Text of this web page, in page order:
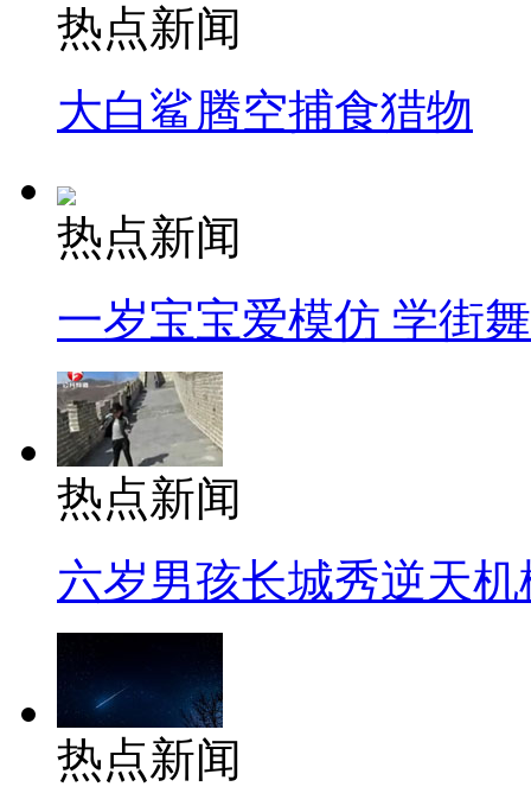
热点新闻
大白鲨腾空捕食猎物
热点新闻
一岁宝宝爱模仿 学街
热点新闻
六岁男孩长城秀逆天机
热点新闻